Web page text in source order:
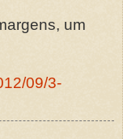
um
09/3-